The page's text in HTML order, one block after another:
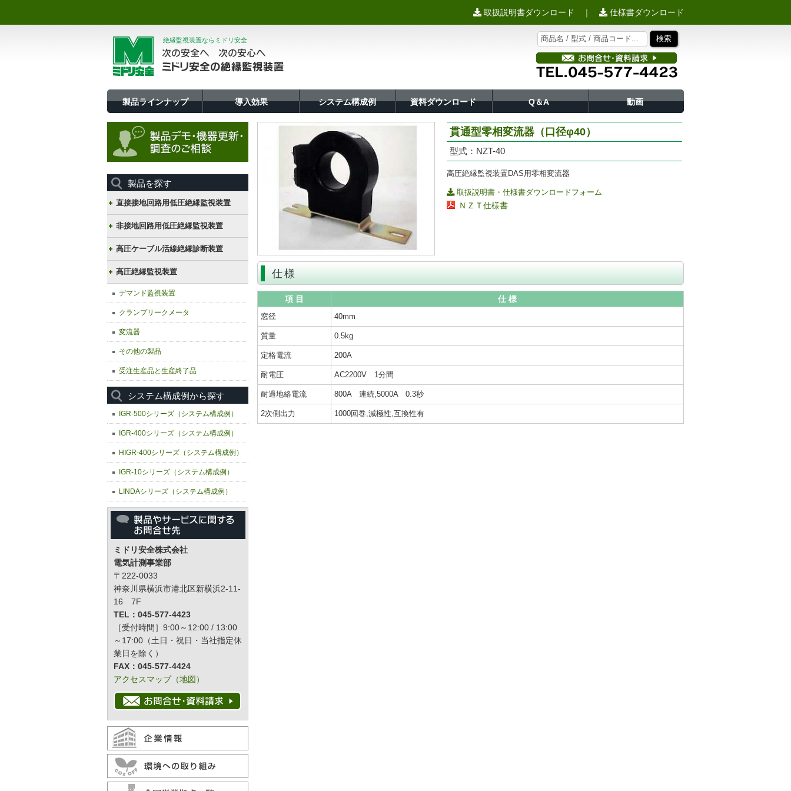
取扱説明書ダウンロード ｜ 仕様書ダウンロード
絶縁監視装置ならミドリ安全
製品ラインナップ 導入効果 システム構成例 資料ダウンロード Q＆A 動画
製品を探す
直接接地回路用低圧絶縁監視装置
非接地回路用低圧絶縁監視装置
高圧ケーブル活線絶縁診断装置
高圧絶縁監視装置
デマンド監視装置
クランプリークメータ
変流器
その他の製品
受注生産品と生産終了品
システム構成例から探す
IGR-500シリーズ（システム構成例）
IGR-400シリーズ（システム構成例）
HIGR-400シリーズ（システム構成例）
IGR-10シリーズ（システム構成例）
LINDAシリーズ（システム構成例）
ミドリ安全株式会社
電気計測事業部
〒222-0033
神奈川県横浜市港北区新横浜2-11-
16 7F
TEL：045-577-4423
［受付時間］9:00～12:00 / 13:00
～17:00（土日・祝日・当社指定休
業日を除く）
FAX：045-577-4424
アクセスマップ（地図）
貫通型零相変流器（口径φ40）
型式：NZT-40
高圧絶縁監視装置DAS用零相変流器
取扱説明書・仕様書ダウンロードフォーム
ＮＺＴ仕様書
仕様
項 目 仕 様
窓径 40mm
質量 0.5kg
定格電流 200A
耐電圧 AC2200V 1分間
耐過地絡電流 800A 連続,5000A 0.3秒
2次側出力 1000回巻,減極性,互換性有